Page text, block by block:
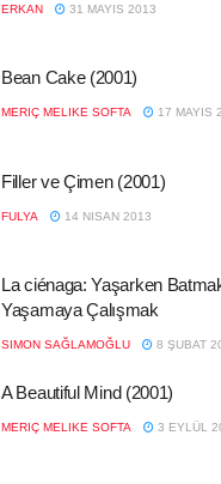
ERKAN 31 MAYIS 2013
Bean Cake (2001)
MERIÇ MELIKE SOFTA 17 MAYIS
Filler ve Çimen (2001)
FULYA 14 NISAN 2013
La ciénaga: Yaşarken
Yaşamaya Çalışmak
SIMON SAĞLAMOĞLU 8 ŞUBAT
A Beautiful Mind (2001)
MERIÇ MELIKE SOFTA 3 EYLÜL